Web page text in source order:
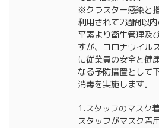
※クラスター感染と
利用されて2週間以
平素より衛生管理及
すが、コロナウイル
に従業員の安全と健
なる予防措置として
消毒を実施します。
1.スタッフのマスク
スタッフがマスク着